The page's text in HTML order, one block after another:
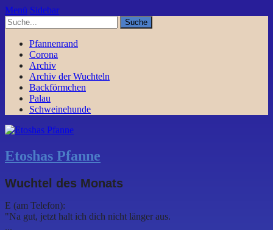
Menü Sidebar
Pfannenrand
Corona
Archiv
Archiv der Wuchteln
Backförmchen
Palau
Schweinehunde
Etoshas Pfanne
Wuchtel des Monats
E (am Telefon):
"Na gut, jetzt halt ich dich nicht länger aus.
...